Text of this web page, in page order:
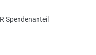
Spendenanteil